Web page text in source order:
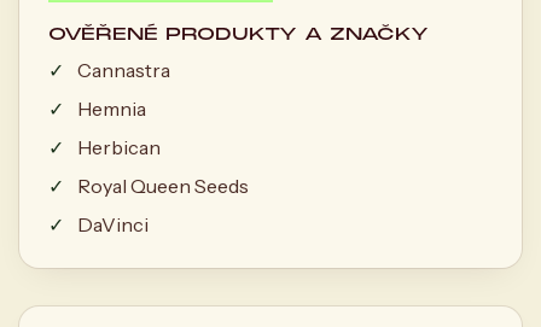
OVĚŘENÉ PRODUKTY A ZNAČKY
Cannastra
Hemnia
Herbican
Royal Queen Seeds
DaVinci